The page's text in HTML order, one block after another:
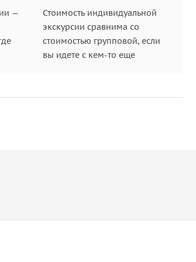
дополнительно)
совместно с гидом
коллекция локомотивов,
—
Стоимость индивидуальной
экскурсии сравнима со
стоимостью групповой, если
вы идете с кем-то еще